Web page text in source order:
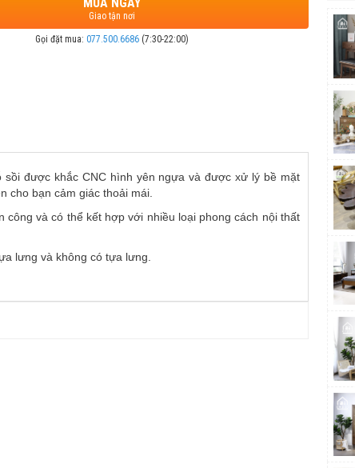
Giao tận nơi
Gọi đặt mua: 077.500.6686(7:30-22:00)
được khắc CNC hình yên ngựa và được xử lý bề mặt
cho bạn cảm giác thoải mái.
và có thể kết hợp với nhiều loại phong cách nội thất
lưng và không có tựa lưng.